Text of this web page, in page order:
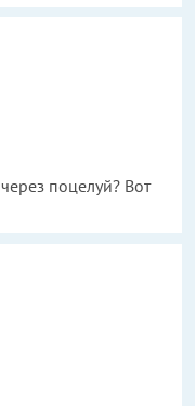
поцелуй? Вот